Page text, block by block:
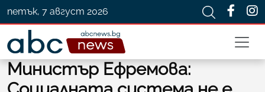
петък, 7 август 2026
Министър Ефремова: